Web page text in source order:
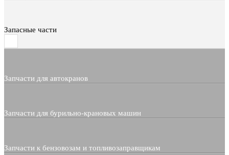
Запасные части
Запчасти для автокранов
Запчасти для бурильно-крановых машин
Запчасти к бензовозам и топливозаправщикам